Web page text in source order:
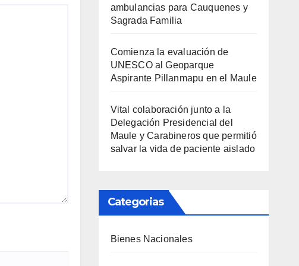
ambulancias para Cauquenes y
Sagrada Familia
Comienza la evaluación de
UNESCO al Geoparque
Aspirante Pillanmapu en el Maule
Vital colaboración junto a la
Delegación Presidencial del
Maule y Carabineros que permitió
salvar la vida de paciente aislado
Categorias
Bienes Nacionales